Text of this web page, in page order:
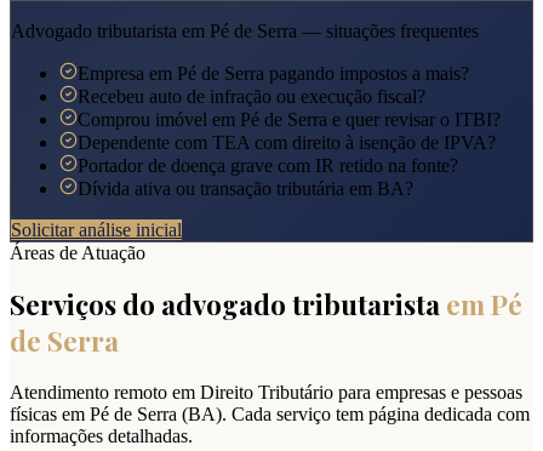
Advogado tributarista em Pé de Serra — situações frequentes
Empresa em Pé de Serra pagando impostos a mais?
Recebeu auto de infração ou execução fiscal?
Comprou imóvel em Pé de Serra e quer revisar o ITBI?
Dependente com TEA com direito à isenção de IPVA?
Portador de doença grave com IR retido na fonte?
Dívida ativa ou transação tributária em BA?
Solicitar análise inicial
Áreas de Atuação
Serviços do advogado tributarista emPé
de Serra
Atendimento remoto em Direito Tributário para empresas e pessoas
físicas em Pé de Serra (BA). Cada serviço tem página dedicada com
informações detalhadas.